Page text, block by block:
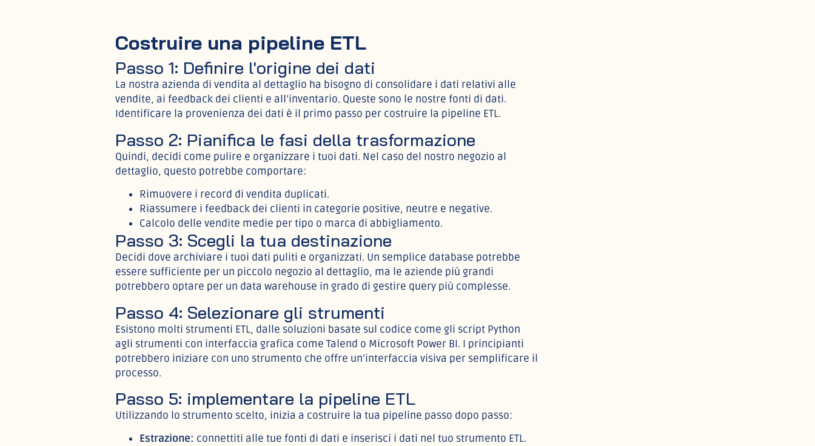
Costruire una pipeline ETL
Passo 1: Definire l'origine dei dati
La nostra azienda di vendita al dettaglio ha bisogno di consolidare i dati relativi alle
vendite, ai feedback dei clienti e all’inventario. Queste sono le nostre fonti di dati.
Identificare la provenienza dei dati è il primo passo per costruire la pipeline ETL.
Passo 2: Pianifica le fasi della trasformazione
Quindi, decidi come pulire e organizzare i tuoi dati. Nel caso del nostro negozio al
dettaglio, questo potrebbe comportare:
Rimuovere i record di vendita duplicati.
Riassumere i feedback dei clienti in categorie positive, neutre e negative.
Calcolo delle vendite medie per tipo o marca di abbigliamento.
Passo 3: Scegli la tua destinazione
Decidi dove archiviare i tuoi dati puliti e organizzati. Un semplice database potrebbe
essere sufficiente per un piccolo negozio al dettaglio, ma le aziende più grandi
potrebbero optare per un data warehouse in grado di gestire query più complesse.
Passo 4: Selezionare gli strumenti
Esistono molti strumenti ETL, dalle soluzioni basate sul codice come gli script Python
agli strumenti con interfaccia grafica come Talend o Microsoft Power BI. I principianti
potrebbero iniziare con uno strumento che offre un’interfaccia visiva per semplificare il
processo.
Passo 5: implementare la pipeline ETL
Utilizzando lo strumento scelto, inizia a costruire la tua pipeline passo dopo passo:
Estrazione: connettiti alle tue fonti di dati e inserisci i dati nel tuo strumento ETL.